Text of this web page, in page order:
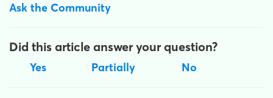
Ask the Community
Did this article answer your question?
Yes Partially No